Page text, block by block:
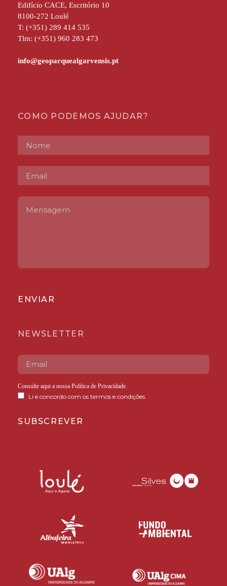
Edifício CACE, Escritório 10
8100-272 Loulé
T: (+351) 289 414 535
Tlm: (+351) 960 283 473
COMO PODEMOS AJUDAR?
ENVIAR
NEWSLETTER
Consulte aqui a nossa Política de Privacidade
Li e concordo com os termos e condições.